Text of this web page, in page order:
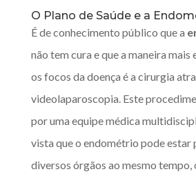
O Plano de Saúde e a
É de conhecimento público que a
não tem cura e que a maneira
os focos da doença é a cirurgia
videolaparoscopia. Este
por uma equipe médica
vista que o endométrio pode estar
diversos órgãos ao mesmo tempo,